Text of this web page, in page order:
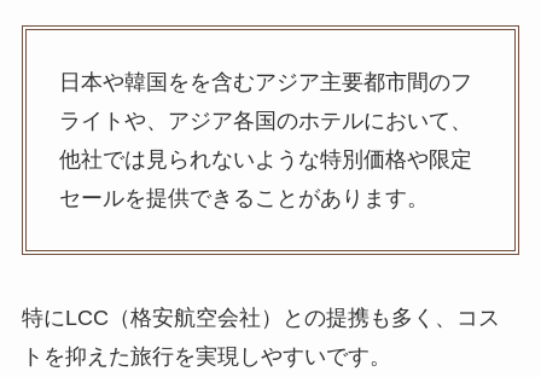
日本や韓国をを含むアジア主要都市間のフ
ライトや、アジア各国のホテルにおいて、
他社では見られないような特別価格や限定
セールを提供できることがあります。
特にLCC（格安航空会社）との提携も多く、コス
トを抑えた旅行を実現しやすいです。